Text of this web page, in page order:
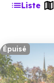
Liste
Épuisé